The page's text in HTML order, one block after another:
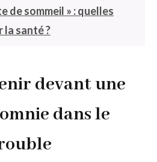
de sommeil » : quelles
la santé ?
devant une
dans le